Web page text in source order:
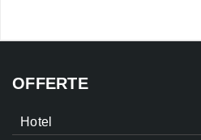
OFFERTE
Hotel